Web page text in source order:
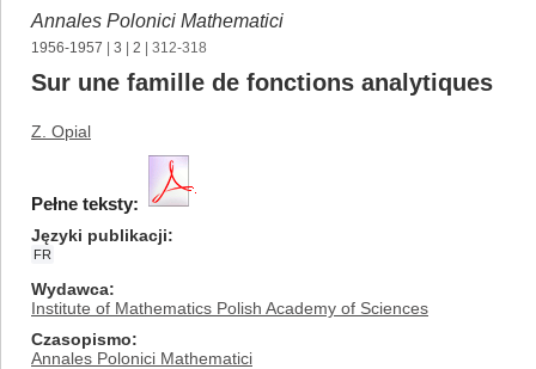
Annales Polonici Mathematici
1956-1957 3 2 | 312-318
Sur une famille de fonctions analytiques
Z. Opial
Pełne teksty:
Języki publikacji
FR
Wydawca
Institute of Mathematics Polish Academy of Sciences
Czasopismo
Annales Polonici Mathematici